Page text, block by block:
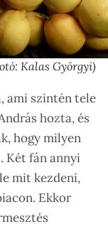
Kalas Györgyi)
ami szintén tele
hozta, és
hogy milyen
Két fán annyi
mit kezdeni,
Ekkor